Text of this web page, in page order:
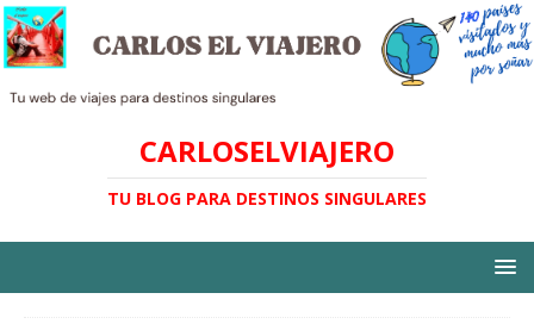
CARLOSELVIAJERO
TU BLOG PARA DESTINOS SINGULARES